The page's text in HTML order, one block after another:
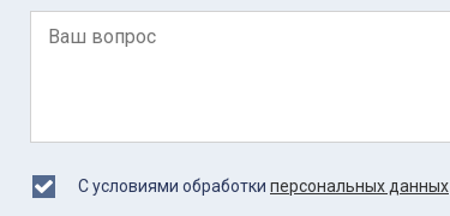
С условиями обработки персональных данных